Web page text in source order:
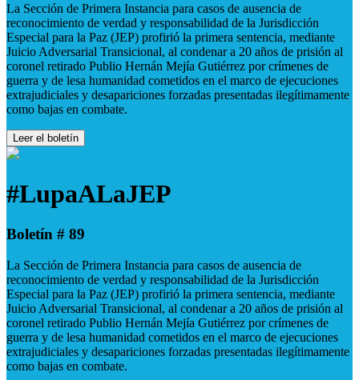
La Sección de Primera Instancia para casos de ausencia de
reconocimiento de verdad y responsabilidad de la Jurisdicción
Especial para la Paz (JEP) profirió la primera sentencia, mediante
Juicio Adversarial Transicional, al condenar a 20 años de prisión al
coronel retirado Publio Hernán Mejía Gutiérrez por crímenes de
guerra y de lesa humanidad cometidos en el marco de ejecuciones
extrajudiciales y desapariciones forzadas presentadas ilegítimamente
como bajas en combate.
Leer el boletín
#LupaALaJEP
Boletín # 89
La Sección de Primera Instancia para casos de ausencia de
reconocimiento de verdad y responsabilidad de la Jurisdicción
Especial para la Paz (JEP) profirió la primera sentencia, mediante
Juicio Adversarial Transicional, al condenar a 20 años de prisión al
coronel retirado Publio Hernán Mejía Gutiérrez por crímenes de
guerra y de lesa humanidad cometidos en el marco de ejecuciones
extrajudiciales y desapariciones forzadas presentadas ilegítimamente
como bajas en combate.